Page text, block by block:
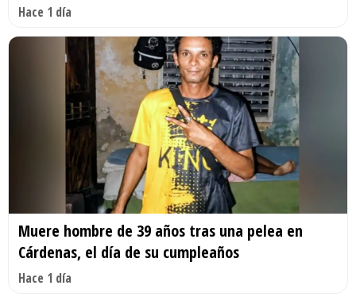
Hace 1 día
Muere hombre de 39 años tras una pelea en
Cárdenas, el día de su cumpleaños
Hace 1 día